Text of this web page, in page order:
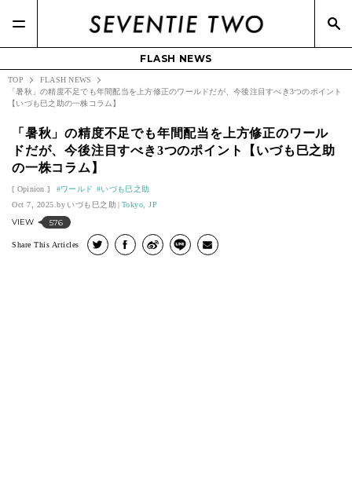
FLASH NEWS
TOP
FLASH NEWS
「暑秋」の精度不足でも年間配当を上方修正のワールドだが、今後注目すべき3つのポイント
【いづも巳之助の一株コラム】
「暑秋」の精度不足でも年間配当を上方修正のワール
ドだが、今後注目すべき3つのポイント【いづも巳之助
の一株コラム】
Opinion ワールド
いづも巳之助
Oct 7, 2025.
いづも巳之助 Tokyo, JP
VIEW 576
Share This Articles